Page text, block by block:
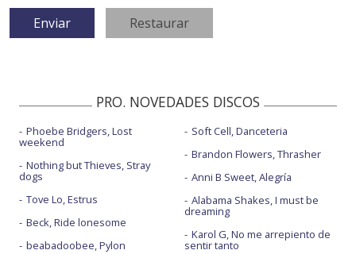
PRO. NOVEDADES DISCOS
Phoebe Bridgers, Lost
weekend
Nothing but Thieves, Stray
dogs
Tove Lo, Estrus
Beck, Ride lonesome
beabadoobee, Pylon
Soft Cell, Danceteria
Brandon Flowers, Thrasher
Anni B Sweet, Alegría
Alabama Shakes, I must be
dreaming
Karol G, No me arrepiento de
sentir tanto